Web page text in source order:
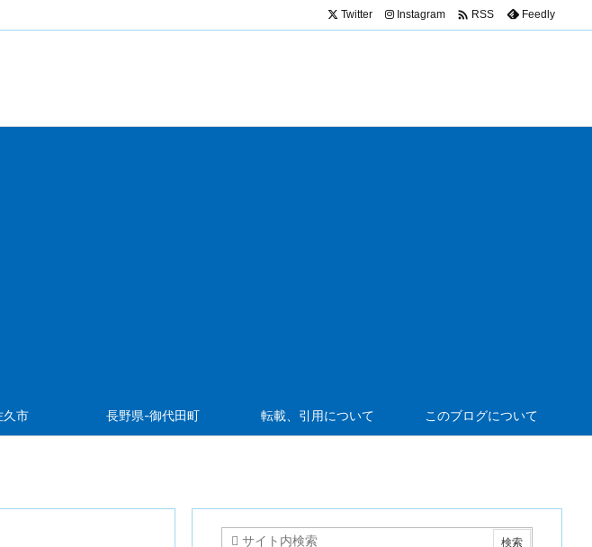
久市 長野県-御代田町 転載、引用について このブログについて
Twitter Instagram  RSS Feedly